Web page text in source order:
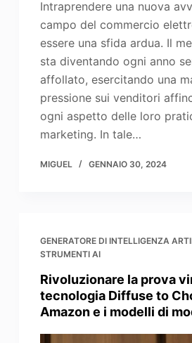
Intraprendere una nuova
campo del commercio
essere una sfida ardua. Il
sta diventando ogni anno
affollato, esercitando una
pressione sui venditori
ogni aspetto delle loro
marketing. In tale…
MIGUEL GENNAIO 30, 2024
GENERATORE DI INTELLIGENZA
STRUMENTI AI
Rivoluzionare la prova
tecnologia Diffuse to
Amazon e i modelli di